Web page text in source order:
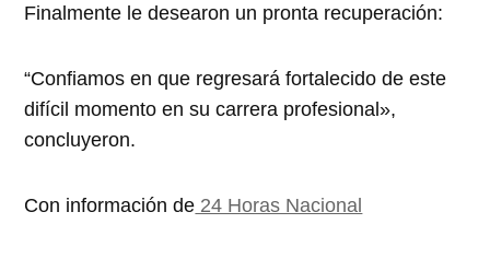
Finalmente le desearon un pronta recuperación:
“Confiamos en que regresará fortalecido de este
difícil momento en su carrera profesional»,
concluyeron.
Con información de 24 Horas Nacional